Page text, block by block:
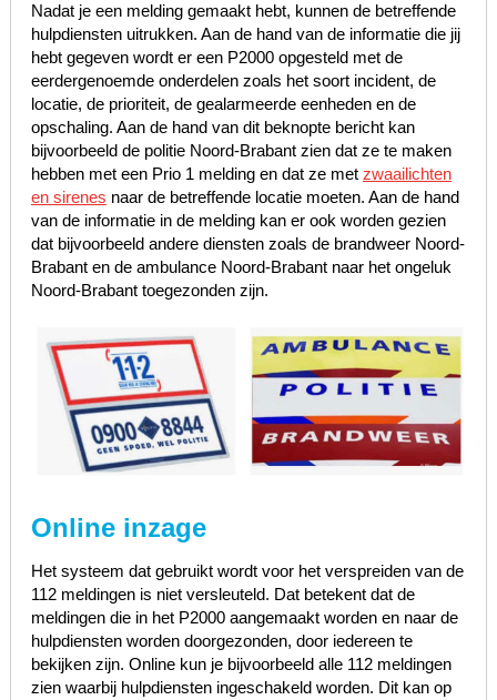
Nadat je een melding gemaakt hebt, kunnen de betreffende
hulpdiensten uitrukken. Aan de hand van de informatie die jij
hebt gegeven wordt er een P2000 opgesteld met de
eerdergenoemde onderdelen zoals het soort incident, de
locatie, de prioriteit, de gealarmeerde eenheden en de
opschaling. Aan de hand van dit beknopte bericht kan
bijvoorbeeld de politie Noord-Brabant zien dat ze te maken
hebben met een Prio 1 melding en dat ze met zwaailichten
en sirenes naar de betreffende locatie moeten. Aan de hand
van de informatie in de melding kan er ook worden gezien
dat bijvoorbeeld andere diensten zoals de brandweer Noord-
Brabant en de ambulance Noord-Brabant naar het ongeluk
Noord-Brabant toegezonden zijn.
Online inzage
Het systeem dat gebruikt wordt voor het verspreiden van de
112 meldingen is niet versleuteld. Dat betekent dat de
meldingen die in het P2000 aangemaakt worden en naar de
hulpdiensten worden doorgezonden, door iedereen te
bekijken zijn. Online kun je bijvoorbeeld alle 112 meldingen
zien waarbij hulpdiensten ingeschakeld worden. Dit kan op